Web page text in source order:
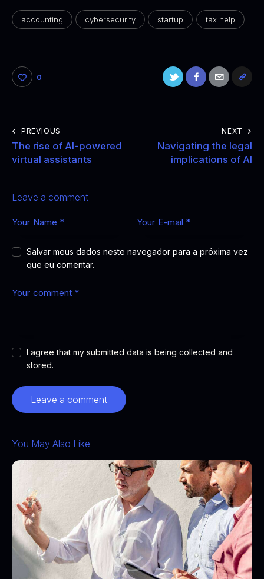
accounting cybersecurity startup tax help
0
PREVIOUS
The rise of AI-powered
virtual assistants
NEXT
Navigating the legal
implications of AI
Leave a comment
Salvar meus dados neste navegador para a próxima vez
que eu comentar.
I agree that my submitted data is being collected and
stored.
You May Also Like